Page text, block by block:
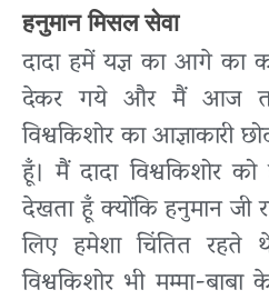
हनुमान मिसल सेवा
दादा हमें यज्ञ का आगे का
देकर गये और मैं आज तक
विश्वकिशोर का आज्ञाकारी
हूँ। मैं दादा विश्वकिशोर
देखता हूँ क्योंकि हनुमान जी
लिए हमेशा चिंतित रहते
विश्वकिशोर भी मम्मा-